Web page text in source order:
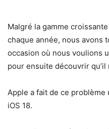
Malgré la gamme
chaque année, nous avons
occasion où nous voulions
pour ensuite découvrir qu’il
Apple a fait de ce
iOS 18.